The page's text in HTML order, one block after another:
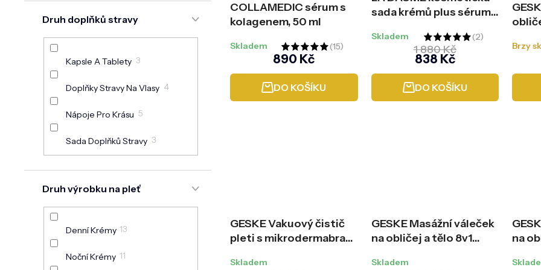
17
HADA LABO TOKYO
HELLE 6
LA DAUMÉ 9
SKINCYCLOPEDIA
Druh doplňků stravy
Kapsle A Tablety 3
Doplňky Stravy Na Vlasy 4
Nápoje Pro Krásu 5
Sada Doplňků Stravy 3
Druh výrobku na pleť
Denní Krémy 13
Noční Krémy 11
COLLAMEDIC sérum s
kolagenem, 50 ml
Průměrné
produktu
je
Skladem
890 Kč
DO KOŠÍKU
sada krémů plus sérum
Průměrné
hodnocení
produktu
je
Skladem
838 Kč
1 880 Kč
DO KOŠÍKU
Brzy
GESKE Vakuový čistič
pleti s mikrodermabrazí
(MicroDermabrasion
Skladem
GESKE Masážní váleček
na obličej a tělo 8v1
Body DermaRoller)
Skladem
na
Body